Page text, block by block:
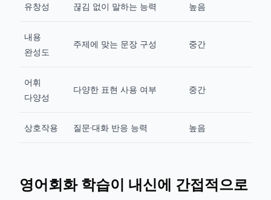
유창성 끊김 없이 말하는 능력 높음
내용
완성도
주제에 맞는 문장 구성 중간
어휘
다양성
다양한 표현 사용 여부 중간
상호작용 질문·대화 반응 능력 높음
영어회화 학습이 내신에 간접적으로